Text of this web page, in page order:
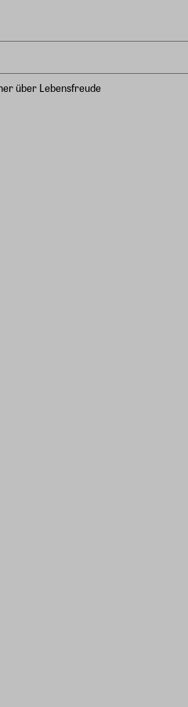
über Lebensfreude